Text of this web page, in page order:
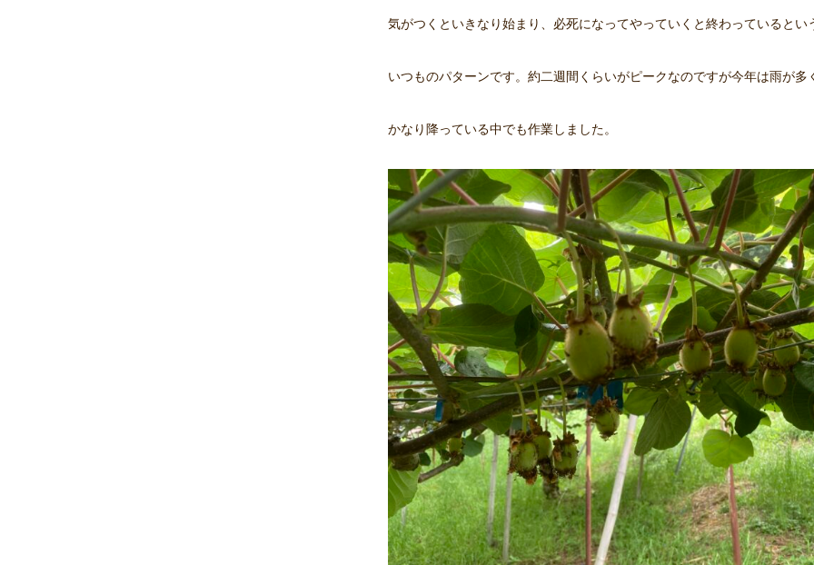
気がつくといきなり始まり、必死になってやっていくと終わっているとい
いつものパターンです。約二週間くらいがピークなのですが今年は雨が多
かなり降っている中でも作業しました。